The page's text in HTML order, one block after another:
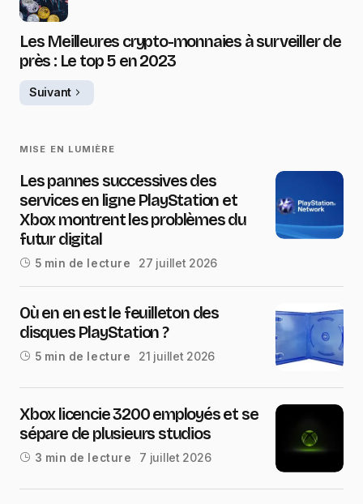
Les Meilleures crypto-monnaies à surveiller de
près : Le top 5 en 2023
Suivant
MISE EN LUMIÈRE
Les pannes successives des
services en ligne PlayStation et
Xbox montrent les problèmes du
futur digital
5 min de lecture 27 juillet 2026
Où en en est le feuilleton des
disques PlayStation ?
5 min de lecture 21 juillet 2026
Xbox licencie 3200 employés et se
sépare de plusieurs studios
3 min de lecture 7 juillet 2026